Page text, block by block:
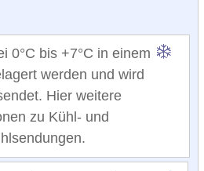
0°C bis +7°C in einem
werden und wird
Hier weitere
zu Kühl- und